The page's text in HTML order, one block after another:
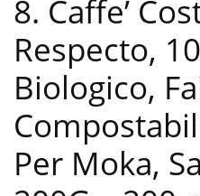
8. Caffe’
Respecto,
Biologico,
Per Moka,